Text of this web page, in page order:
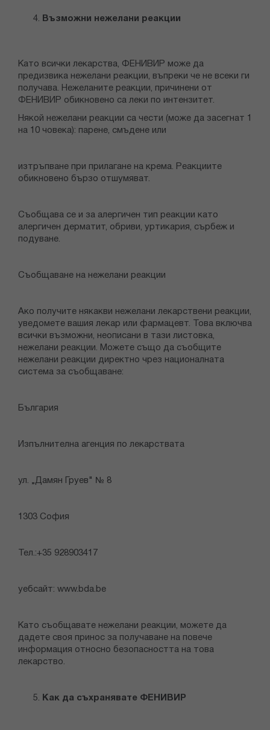
Възможни нежелани реакции
Като всички лекарства, ФЕНИВИР може да
предизвика нежелани реакции, въпреки че не всеки ги
получава. Нежеланите реакции, причинени от
ФЕНИВИР обикновено са леки по интензитет.
Някой нежелани реакции са чести (може да засегнат 1
на 10 човека): парене, смъдене или
изтръпване при прилагане на крема. Реакциите
обикновено бързо отшумяват.
Съобщава се и за алергичен тип реакции като
алергичен дерматит, обриви, уртикария, сърбеж и
подуване.
Съобщаване на нежелани реакции
Ако получите някакви нежелани лекарствени реакции,
уведомете вашия лекар или фармацевт. Това включва
всички възможни, неописани в тази листовка,
нежелани реакции. Можете също да съобщите
нежелани реакции директно чрез националната
система за съобщаване:
България
Изпълнителна агенция по лекарствата
ул. „Дамян Груев" № 8
1303 София
Тел.:+35 928903417
уебсайт: www.bda.be
Като съобщавате нежелани реакции, можете да
дадете своя принос за получаване на повече
информация относно безопасността на това
лекарство.
Как да съхранявате ФЕНИВИР